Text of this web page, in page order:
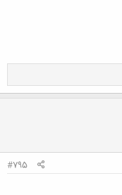
#795